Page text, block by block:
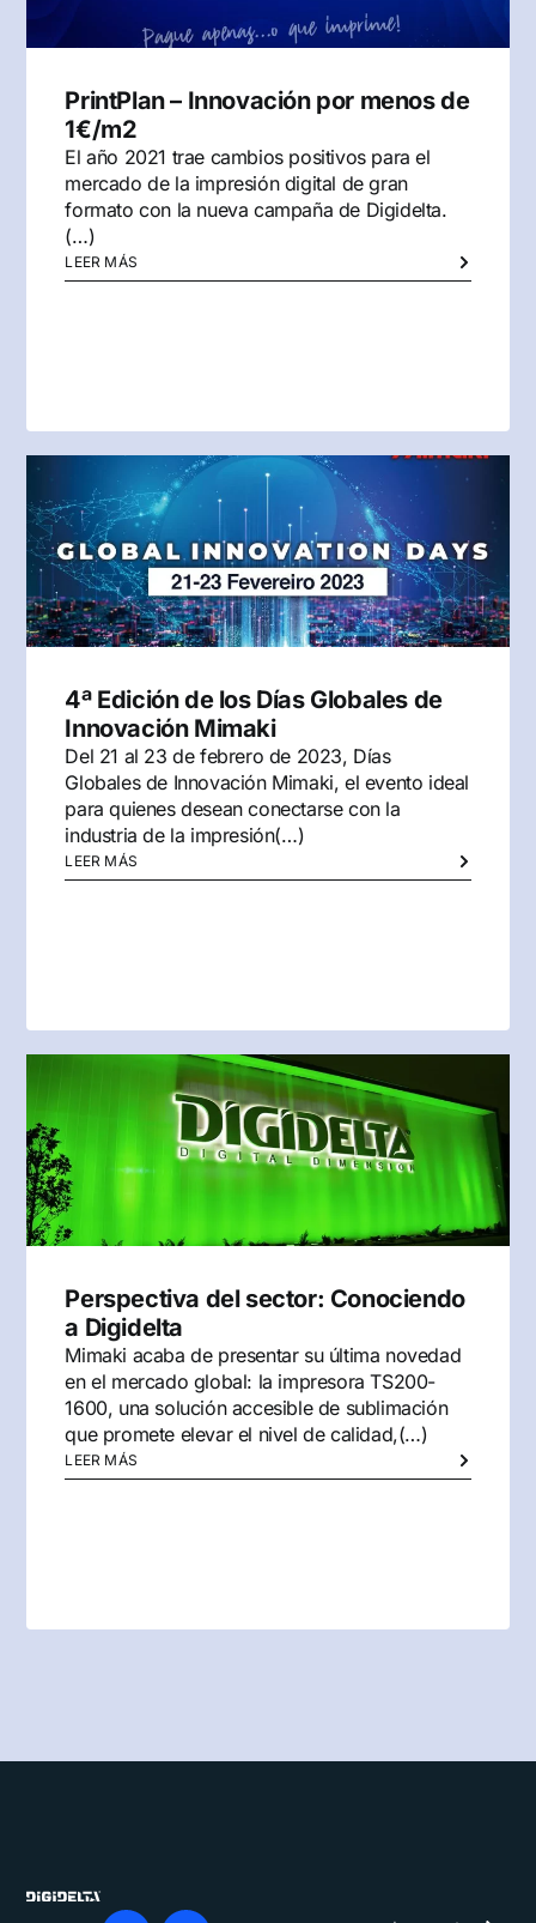
PrintPlan – Innovación por menos de
1€/m2
El año 2021 trae cambios positivos para el
mercado de la impresión digital de gran
formato con la nueva campaña de Digidelta.
(…)
LEER MÁS
4ª Edición de los Días Globales de
Innovación Mimaki
Del 21 al 23 de febrero de 2023, Días
Globales de Innovación Mimaki, el evento ideal
para quienes desean conectarse con la
industria de la impresión(…)
LEER MÁS
Perspectiva del sector: Conociendo
a Digidelta
Mimaki acaba de presentar su última novedad
en el mercado global: la impresora TS200-
1600, una solución accesible de sublimación
que promete elevar el nivel de calidad,(…)
LEER MÁS